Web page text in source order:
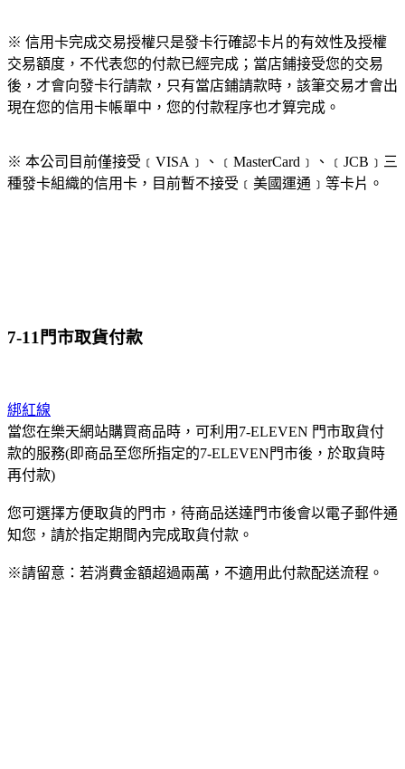
※ 信用卡完成交易授權只是發卡行確認卡片的有效性及授權
交易額度，不代表您的付款已經完成；當店鋪接受您的交易
後，才會向發卡行請款，只有當店鋪請款時，該筆交易才會出
現在您的信用卡帳單中，您的付款程序也才算完成。
※ 本公司目前僅接受﹝VISA﹞、﹝MasterCard﹞、﹝JCB﹞三
種發卡組織的信用卡，目前暫不接受﹝美國運通﹞等卡片。
7-11門市取貨付款
綁紅線
當您在樂天網站購買商品時，可利用7-ELEVEN 門市取貨付
款的服務(即商品至您所指定的7-ELEVEN門市後，於取貨時
再付款)
您可選擇方便取貨的門市，待商品送達門市後會以電子郵件通
知您，請於指定期間內完成取貨付款。
※請留意：若消費金額超過兩萬，不適用此付款配送流程。